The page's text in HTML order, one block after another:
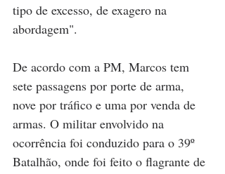
tipo de excesso, de exagero na
abordagem".
De acordo com a PM, Marcos tem
sete passagens por porte de arma,
nove por tráfico e uma por venda de
armas. O militar envolvido na
ocorrência foi conduzido para o 39º
Batalhão, onde foi feito o flagrante de